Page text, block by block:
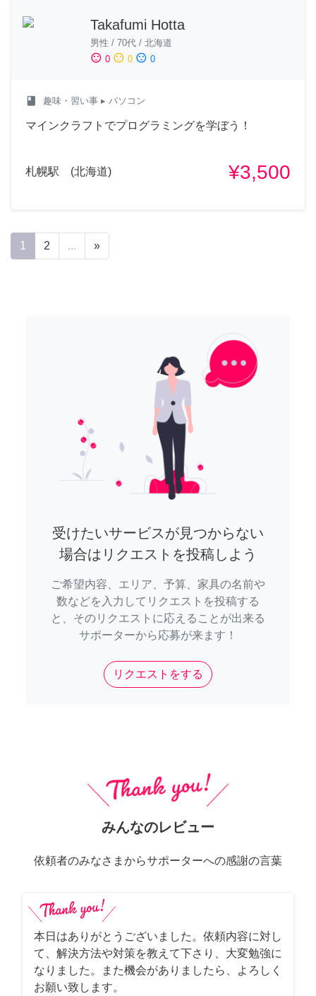
Takafumi Hotta
男性 / 70代 / 北海道
sentiment_satisfied 0 sentiment_neutral 0 sentiment_dissatisfied 0
class 趣味・習い事 ▸ パソコン
マインクラフトでプログラミングを学ぼう！
札幌駅 (北海道) ¥3,500
1 2 ... »
受けたいサービスが見つからない
場合はリクエストを投稿しよう
ご希望内容、エリア、予算、家具の名前や
数などを入力してリクエストを投稿する
と、そのリクエストに応えることが出来る
サポーターから応募が来ます！
リクエストをする
みんなのレビュー
依頼者のみなさまからサポーターへの感謝の言葉
本日はありがとうございました。依頼内容に対し
て、解決方法や対策を教えて下さり、大変勉強に
なりました。また機会がありましたら、よろしく
お願い致します。